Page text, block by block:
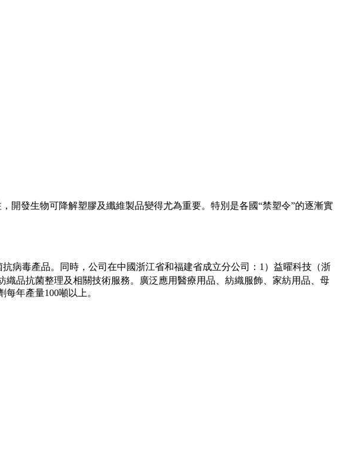
開發生物可降解塑膠及纖維製品變得尤為重要。特別是各國“禁塑令”的逐漸實
病毒產品。同時，公司在中國浙江省和福建省成立分公司：1）益曜科技（浙
品抗菌整理及相關技術服務。廣泛應用醫療用品、紡織服飾、家紡用品、母
年產量100噸以上。